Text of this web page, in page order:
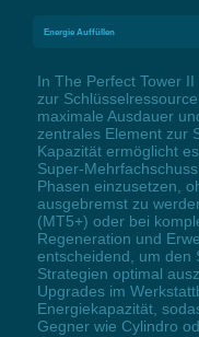
Energie Auffüllen
In The Perfect Tower
zur
maximale Ausdauer
zentrales Element zur
Kapazität ermöglicht
Super-
Phasen einzusetzen,
ausgebremst zu
(MT5+) oder bei
Regeneration und
entscheidend, um den
Strategien optimal
Upgrades im
Energiekapazität,
Gegner wie Cylindro